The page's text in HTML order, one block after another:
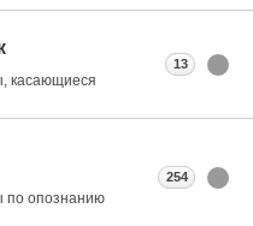
касающиеся
13
по опознанию
254